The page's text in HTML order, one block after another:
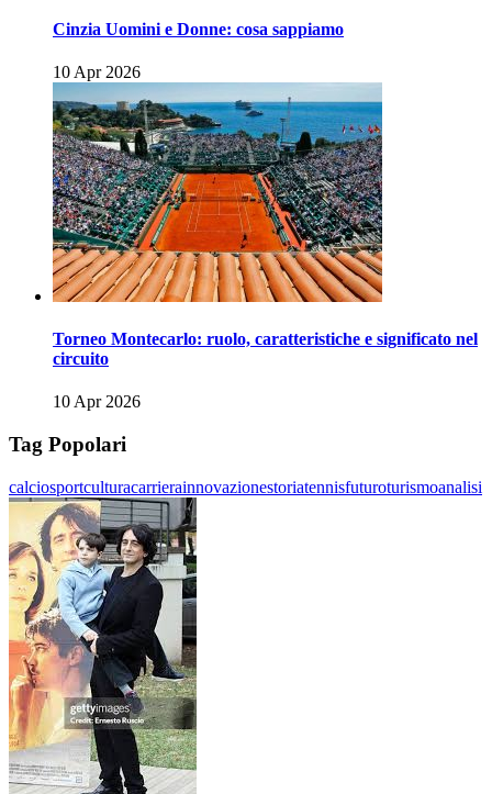
Cinzia Uomini e Donne: cosa sappiamo
10 Apr 2026
Torneo Montecarlo: ruolo, caratteristiche e significato nel
circuito
10 Apr 2026
Tag Popolari
calciosportculturacarrierainnovazionestoriatennisfuturoturismoanalisi